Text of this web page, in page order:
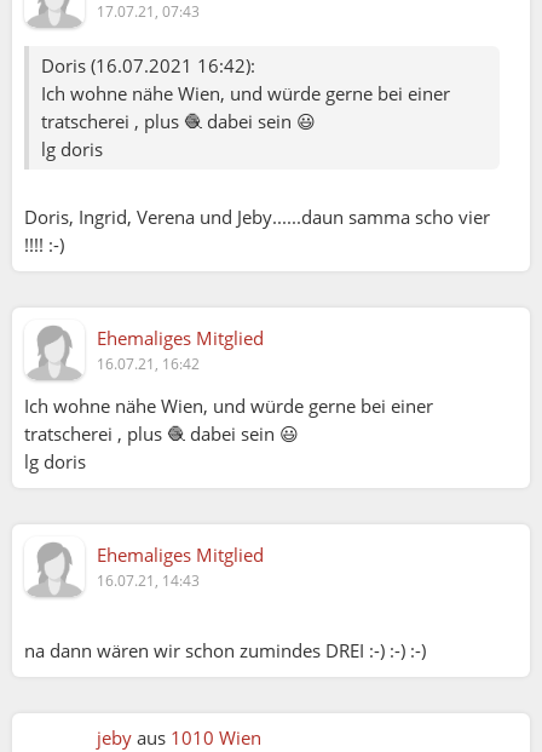
17.07.21, 07:43
Doris (16.07.2021 16:42):
Ich wohne nähe Wien, und würde gerne bei einer
tratscherei , plus 🧶 dabei sein 😃
lg doris
Doris, Ingrid, Verena und Jeby......daun samma scho vier
!!!! :-)
Ehemaliges Mitglied
16.07.21, 16:42
Ich wohne nähe Wien, und würde gerne bei einer
tratscherei , plus 🧶 dabei sein 😃
lg doris
Ehemaliges Mitglied
16.07.21, 14:43
na dann wären wir schon zumindes DREI :-) :-) :-)
jeby aus 1010 Wien